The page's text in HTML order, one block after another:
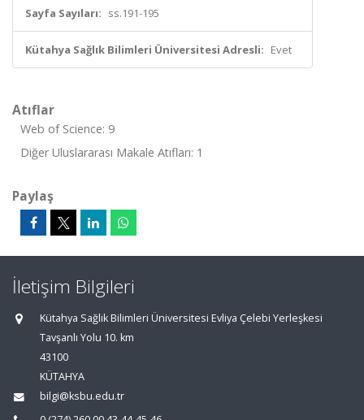
Sayfa Sayıları: ss.191-195
Kütahya Sağlık Bilimleri Üniversitesi Adresli: Evet
Atıflar
Web of Science: 9
Diğer Uluslararası Makale Atıfları: 1
Paylaş
İletişim Bilgileri
Kütahya Sağlık Bilimleri Üniversitesi Evliya Çelebi Yerleşkesi
Tavşanlı Yolu 10. km
43100
KÜTAHYA
bilgi@ksbu.edu.tr